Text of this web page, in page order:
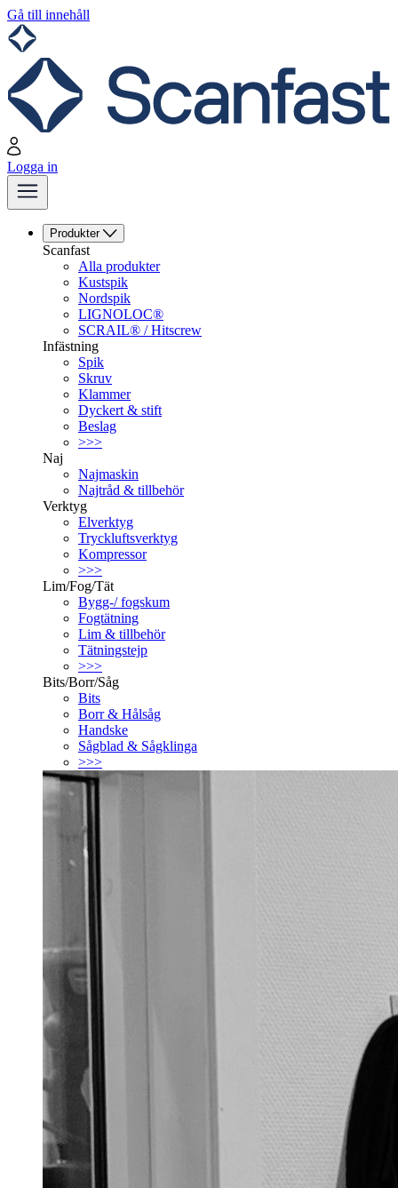
Gå till innehåll
Logga in
Produkter
Scanfast
Alla produkter
Kustspik
Nordspik
LIGNOLOC®
SCRAIL® / Hitscrew
Infästning
Spik
Skruv
Klammer
Dyckert & stift
Beslag
>>>
Naj
Najmaskin
Najtråd & tillbehör
Verktyg
Elverktyg
Tryckluftsverktyg
Kompressor
>>>
Lim/Fog/Tät
Bygg-/ fogskum
Fogtätning
Lim & tillbehör
Tätningstejp
>>>
Bits/Borr/Såg
Bits
Borr & Hålsåg
Handske
Sågblad & Sågklinga
>>>